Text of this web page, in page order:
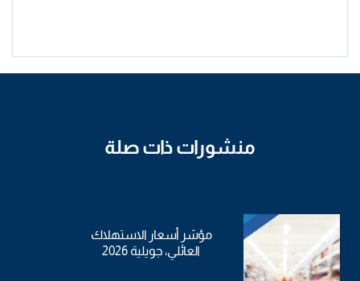
منشورات ذات صلة
مؤشر أسعار الاستهلاك
العائلي، جويلية 2026